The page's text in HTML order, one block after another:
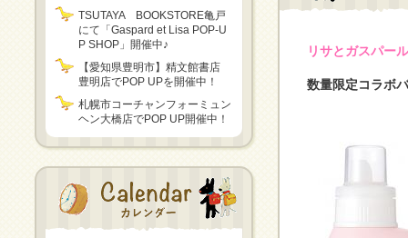
TSUTAYA BOOKSTORE亀戸
にて「Gaspard et Lisa POP-U
P SHOP」開催中♪
【愛知県豊明市】精文館書店
豊明店でPOP UPを開催中！
札幌市コーチャンフォーミュン
ヘン大橋店でPOP UP開催中！
リサとガスパー
数量限定コラボ